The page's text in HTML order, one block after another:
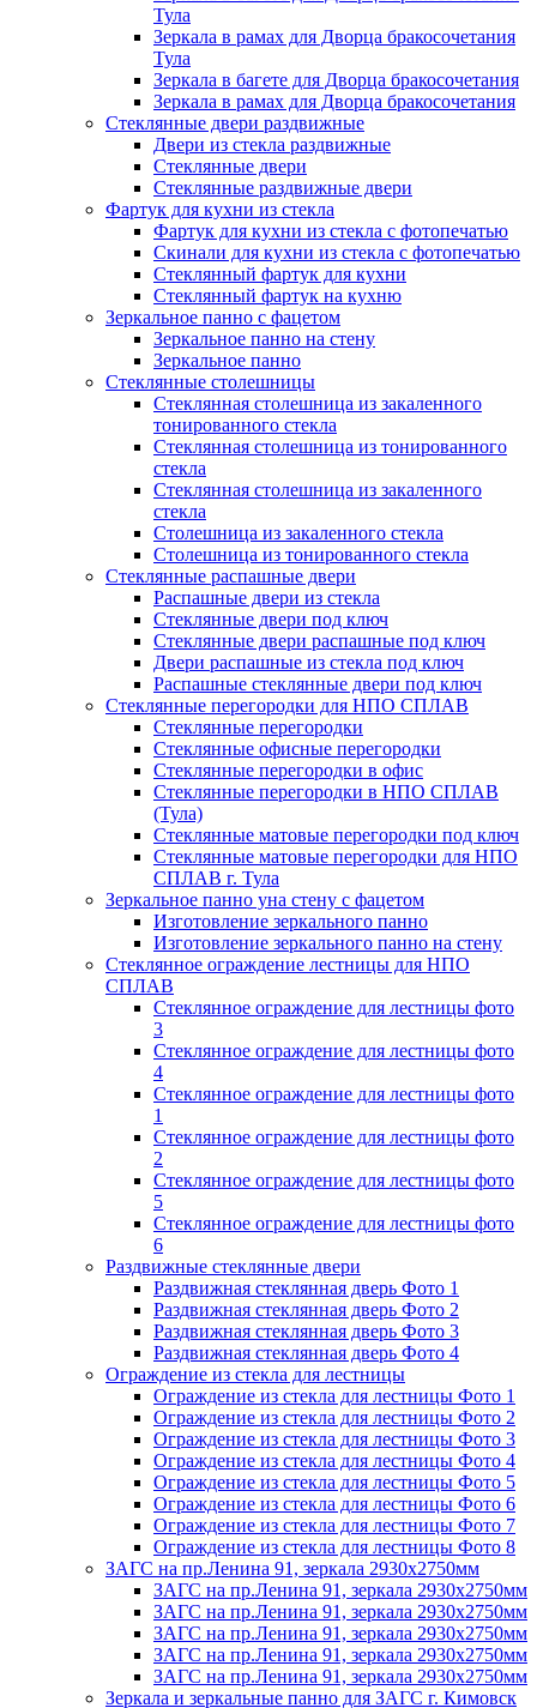
Тула
Зеркала в рамах для Дворца бракосочетания
Тула
Зеркала в багете для Дворца бракосочетания
Зеркала в рамах для Дворца бракосочетания
Стеклянные двери раздвижные
Двери из стекла раздвижные
Стеклянные двери
Стеклянные раздвижные двери
Фартук для кухни из стекла
Фартук для кухни из стекла с фотопечатью
Скинали для кухни из стекла с фотопечатью
Стеклянный фартук для кухни
Стеклянный фартук на кухню
Зеркальное панно с фацетом
Зеркальное панно на стену
Зеркальное панно
Стеклянные столешницы
Стеклянная столешница из закаленного
тонированного стекла
Стеклянная столешница из тонированного
стекла
Стеклянная столешница из закаленного
стекла
Столешница из закаленного стекла
Столешница из тонированного стекла
Стеклянные распашные двери
Распашные двери из стекла
Стеклянные двери под ключ
Стеклянные двери распашные под ключ
Двери распашные из стекла под ключ
Распашные стеклянные двери под ключ
Стеклянные перегородки для НПО СПЛАВ
Стеклянные перегородки
Стеклянные офисные перегородки
Стеклянные перегородки в офис
Стеклянные перегородки в НПО СПЛАВ
(Тула)
Стеклянные матовые перегородки под ключ
Стеклянные матовые перегородки для НПО
СПЛАВ г. Тула
Зеркальное панно yна стену с фацетом
Изготовление зеркального панно
Изготовление зеркального панно на стену
Стеклянное ограждение лестницы для НПО
СПЛАВ
Стеклянное ограждение для лестницы фото
3
Стеклянное ограждение для лестницы фото
4
Стеклянное ограждение для лестницы фото
1
Стеклянное ограждение для лестницы фото
2
Стеклянное ограждение для лестницы фото
5
Стеклянное ограждение для лестницы фото
6
Раздвижные стеклянные двери
Раздвижная стеклянная дверь Фото 1
Раздвижная стеклянная дверь Фото 2
Раздвижная стеклянная дверь Фото 3
Раздвижная стеклянная дверь Фото 4
Ограждение из стекла для лестницы
Ограждение из стекла для лестницы Фото 1
Ограждение из стекла для лестницы Фото 2
Ограждение из стекла для лестницы Фото 3
Ограждение из стекла для лестницы Фото 4
Ограждение из стекла для лестницы Фото 5
Ограждение из стекла для лестницы Фото 6
Ограждение из стекла для лестницы Фото 7
Ограждение из стекла для лестницы Фото 8
ЗАГС на пр.Ленина 91, зеркала 2930х2750мм
ЗАГС на пр.Ленина 91, зеркала 2930х2750мм
ЗАГС на пр.Ленина 91, зеркала 2930х2750мм
ЗАГС на пр.Ленина 91, зеркала 2930х2750мм
ЗАГС на пр.Ленина 91, зеркала 2930х2750мм
ЗАГС на пр.Ленина 91, зеркала 2930х2750мм
Зеркала и зеркальные панно для ЗАГС г. Кимовск